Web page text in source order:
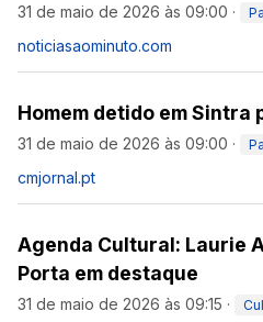
31 de maio de 2026 às 09:00 ·
noticiasaominuto.com
Homem detido em Sintra
31 de maio de 2026 às 09:00 ·
cmjornal.pt
Agenda Cultural: Laurie
Porta em destaque
31 de maio de 2026 às 09:15 ·